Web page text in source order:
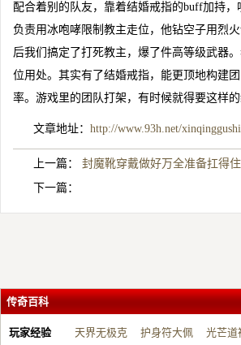
配合着别的队友，靠着结婚戒指的buff加持
负责用冰咆哮限制教主走位，他钻空子用烈
后我们搞定了打死教主，爆了件高等级武器
位用处。其实有了结婚戒指，能更顶地构建
率。游戏里的团队打架，有时候就得要这样
文章地址： http://www.93h.net/
上一篇： 封魔靴穿戴做好万全准备扛得
下一篇：
传奇百科
玩家经验
天界无极克
护身符大佩
光芒道